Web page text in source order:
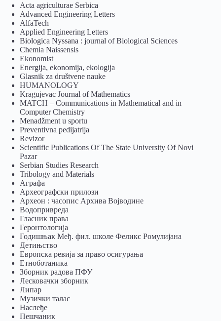
Acta agriculturae Serbica
Advanced Engineering Letters
AlfaTech
Applied Engineering Letters
Biologica Nyssana : journal of Biological Sciences
Chemia Naissensis
Ekonomist
Energija, ekonomija, ekologija
Glasnik za društvene nauke
HUMANOLOGY
Kragujevac Journal of Mathematics
MATCH – Communications in Mathematical and in
Computer Chemistry
Menadžment u sportu
Preventivna pedijatrija
Revizor
Scientific Publications Of The State University Of Novi
Pazar
Serbian Studies Research
Tribology and Materials
Аграфа
Археографски прилози
Археон : часопис Архива Војводине
Водопривреда
Гласник права
Геронтологија
Годишњак Међ. фил. школе Феликс Ромулијана
Детињство
Европска ревија за право осигурања
Eтноботаника
Зборник радова ПФУ
Лесковачки зборник
Липар
Музички талас
Наслеђе
Пешчаник